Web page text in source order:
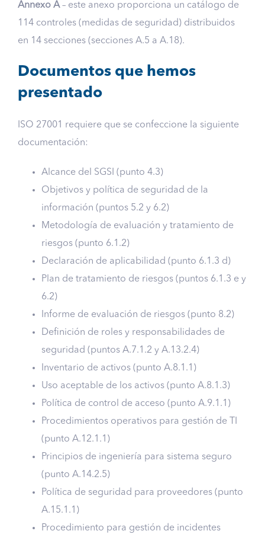
Annexo A– este anexo proporciona un catálogo de
114 controles (medidas de seguridad) distribuidos
en 14 secciones (secciones A.5 a A.18).
Documentos que hemos
presentado
ISO 27001 requiere que se confeccione la siguiente
documentación:
Alcance del SGSI (punto 4.3)
Objetivos y política de seguridad de la
información (puntos 5.2 y 6.2)
Metodología de evaluación y tratamiento de
riesgos (punto 6.1.2)
Declaración de aplicabilidad (punto 6.1.3 d)
Plan de tratamiento de riesgos (puntos 6.1.3 e y
6.2)
Informe de evaluación de riesgos (punto 8.2)
Definición de roles y responsabilidades de
seguridad (puntos A.7.1.2 y A.13.2.4)
Inventario de activos (punto A.8.1.1)
Uso aceptable de los activos (punto A.8.1.3)
Política de control de acceso (punto A.9.1.1)
Procedimientos operativos para gestión de TI
(punto A.12.1.1)
Principios de ingeniería para sistema seguro
(punto A.14.2.5)
Política de seguridad para proveedores (punto
A.15.1.1)
Procedimiento para gestión de incidentes